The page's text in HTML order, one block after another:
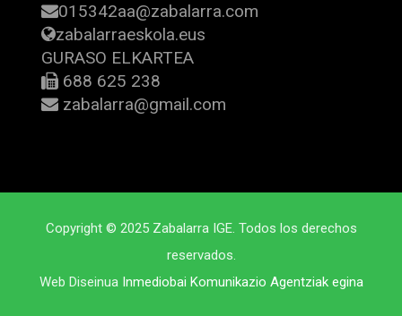
015342aa@zabalarra.com
zabalarraeskola.eus
GURASO ELKARTEA
688 625 238
zabalarra@gmail.com
Copyright © 2025 Zabalarra IGE. Todos los derechos
reservados.
Web Diseinua Inmediobai Komunikazio Agentziak egina